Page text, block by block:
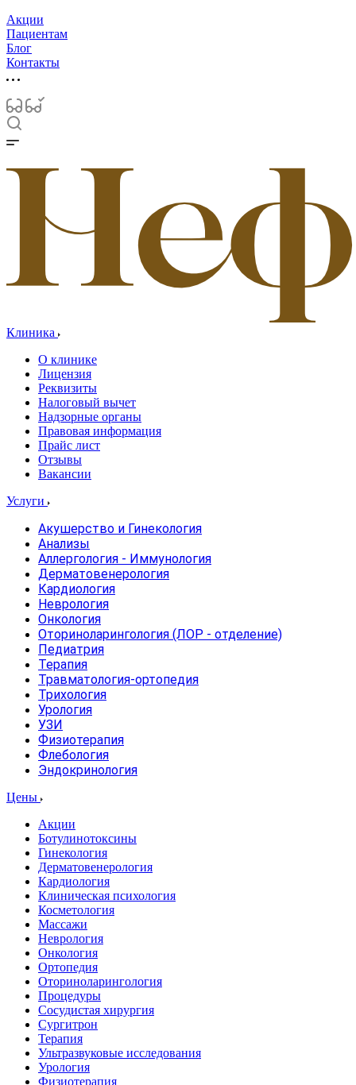
Акции
Пациентам
Блог
Контакты
Клиника
О клинике
Лицензия
Реквизиты
Налоговый вычет
Надзорные органы
Правовая информация
Прайс лист
Отзывы
Вакансии
Услуги
Акушерство и Гинекология
Анализы
Аллергология - Иммунология
Дерматовенерология
Кардиология
Неврология
Онкология
Оториноларингология (ЛОР - отделение)
Педиатрия
Терапия
Травматология-ортопедия
Трихология
Урология
УЗИ
Физиотерапия
Флебология
Эндокринология
Цены
Акции
Ботулинотоксины
Гинекология
Дерматовенерология
Кардиология
Клиническая психология
Косметология
Массажи
Неврология
Онкология
Ортопедия
Оториноларингология
Процедуры
Сосудистая хирургия
Сургитрон
Терапия
Ультразвуковые исследования
Урология
Физиотерапия